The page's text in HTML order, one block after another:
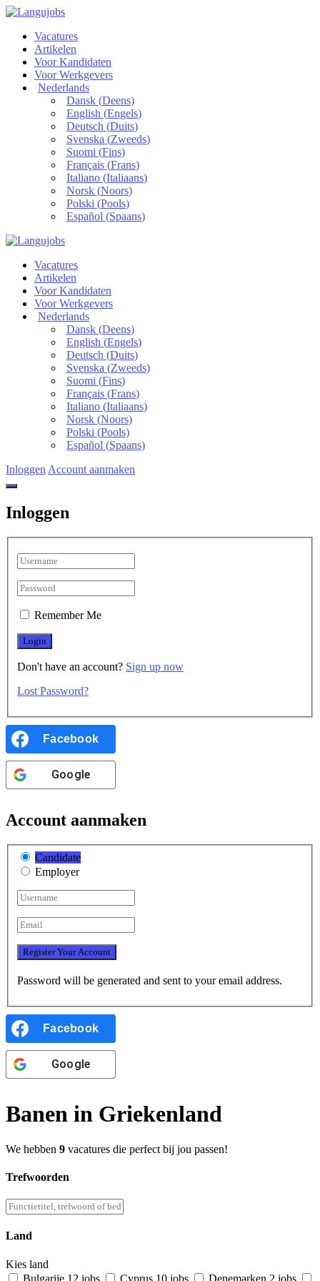
Vacatures
Artikelen
Voor Kandidaten
Voor Werkgevers
Nederlands
Dansk(Deens)
English (Engels)
Deutsch (Duits)
Svenska (Zweeds)
Suomi (Fins)
Français(Frans)
Italiano(Italiaans)
Norsk(Noors)
Polski (Pools)
Español (Spaans)
Vacatures
Artikelen
Voor Kandidaten
Voor Werkgevers
Nederlands
Dansk(Deens)
English (Engels)
Deutsch (Duits)
Svenska (Zweeds)
Suomi (Fins)
Français(Frans)
Italiano(Italiaans)
Norsk(Noors)
Polski (Pools)
Español (Spaans)
Inloggen Account aanmaken
Inloggen
Remember Me
Don't have an account? Sign up now
Lost Password?
Facebook
Google
Account aanmaken
Candidate
Employer
Password will be generated and sent to your email address.
Facebook
Google
Banen in Griekenland
We hebben 9 vacatures die perfect bij jou passen!
Trefwoorden
Land
Kies land
Bulgarije 12 jobs Cyprus 10 jobs Denemarken 2 jobs